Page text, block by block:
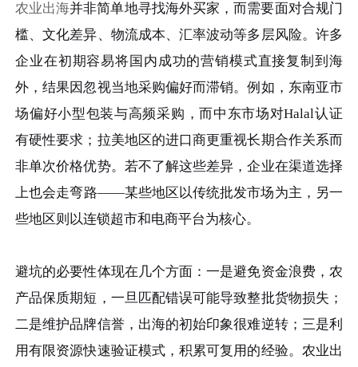
农业出海并非简单地寻找海外买家，而需要面对合规门
槛、文化差异、物流成本、汇率波动等多层风险。许多
企业在初期容易将国内成功的营销模式直接复制到海
外，结果因忽视当地采购偏好而滞销。例如，东南亚市
场偏好小型包装与高频采购，而中东市场对Halal认证
有硬性要求；拉美地区的进口商更重视长期合作关系而
非单次价格优势。若不了解这些差异，企业在渠道选择
上也会走弯路——某些地区以传统批发市场为主，另一
些地区则以连锁超市和电商平台为核心。
避坑的必要性体现在几个方面：一是避免资金浪费，农
产品保质期短，一旦匹配错误可能导致整批货物损失；
二是维护品牌信誉，出海的初始印象很难逆转；三是利
用有限资源快速验证模式，积累可复用的经验。农业出